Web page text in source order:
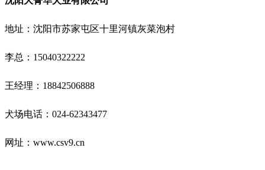
地址：沈阳市苏家屯区十里河镇灰菜泡村
李总：15040322222
王经理：18842506888
犬场电话：024-62343477
网址：www.csv9.cn